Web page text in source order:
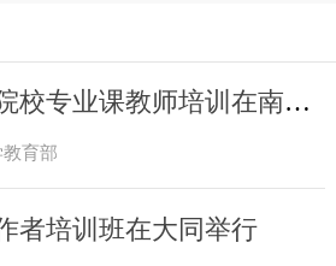
中国基督教神学院校专业课教师培训在南昌举办
育部
者培训班在大同举行